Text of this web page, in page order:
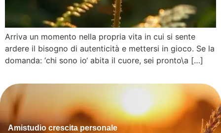
Arriva un momento nella propria vita in cui si sente
ardere il bisogno di autenticità e mettersi in gioco. Se la
domanda: ‘chi sono io‘ abita il cuore, sei pronto\a […]
Amistudio crescita personale